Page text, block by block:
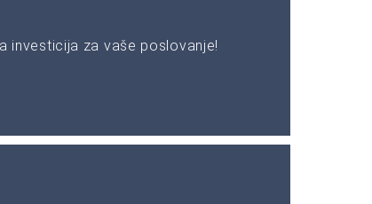
investicija za vaše poslovanje!